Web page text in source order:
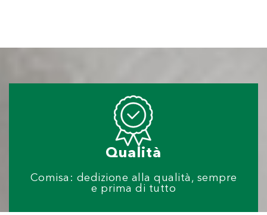
Qualità
Comisa: dedizione alla qualità, sempre
e prima di tutto